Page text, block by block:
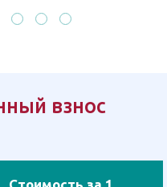
взнос